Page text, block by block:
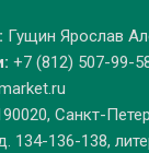
Гущин Ярослав
+7 (812) 507-99-
Санкт-
134-136-138,